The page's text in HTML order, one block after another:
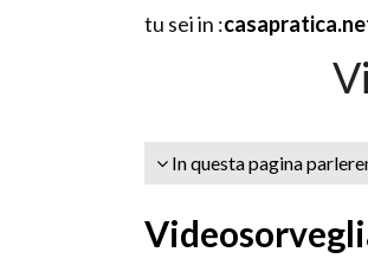
tu sei in :
In questa pagina